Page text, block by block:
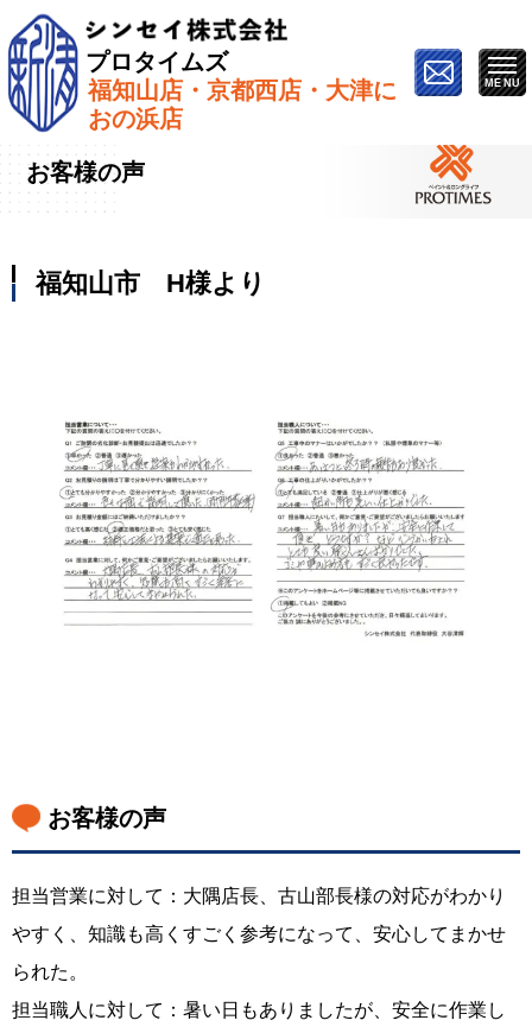
プロタイムズ
福知山店・京都西店・大津に
おの浜店
ホーム»お客様の声»福知山市 H様より
お客様の声
福知山市 H様より
お客様の声
担当営業に対して：大隅店長、古山部長様の対応がわかり
やすく、知識も高くすごく参考になって、安心してまかせ
られた。
担当職人に対して：暑い日もありましたが、安全に作業し